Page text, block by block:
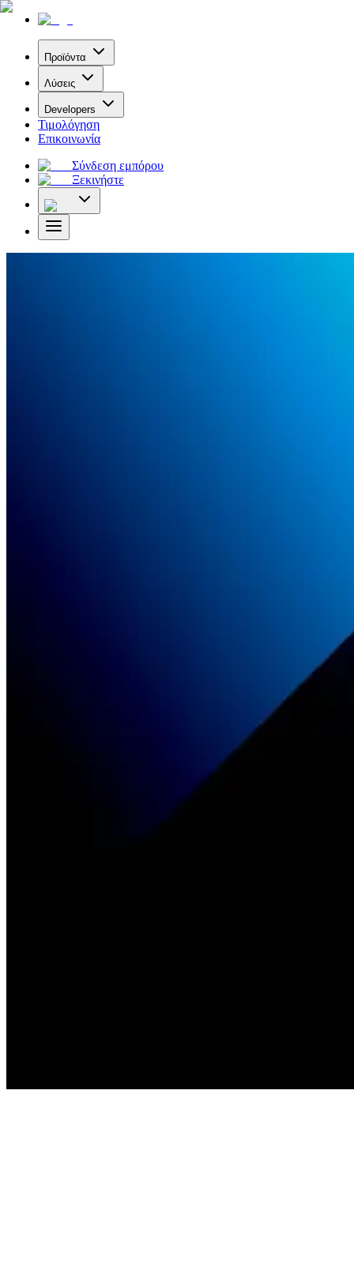
Προϊόντα
Λύσεις
Developers
Τιμολόγηση
Επικοινωνία
Σύνδεση εμπόρου
Ξεκινήστε